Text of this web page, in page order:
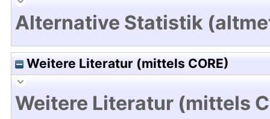
Alternative Statistik
Weitere Literatur (mittels CORE)
Weitere Literatur (mittels